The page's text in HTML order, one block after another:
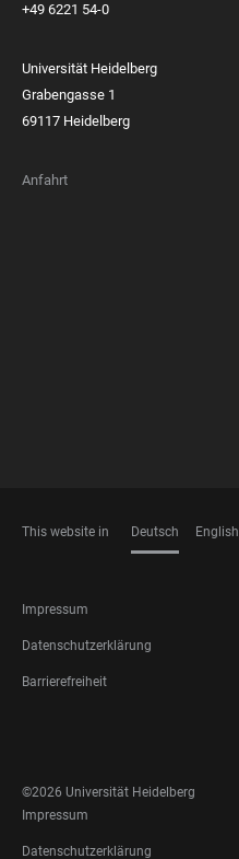
+49 6221 54-0
Universität Heidelberg
Grabengasse 1
69117 Heidelberg
Anfahrt
This website in Deutsch English
FOOTER
LEGAL
Impressum
Datenschutzerklärung
Barrierefreiheit
MEDIA
©2026 Universität Heidelberg
FOOTER
LEGAL
Impressum
Datenschutzerklärung